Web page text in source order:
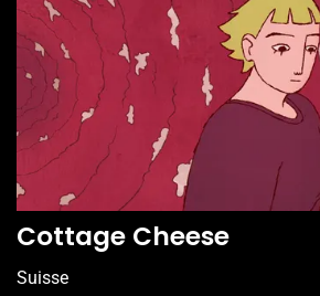
Cottage Cheese
Suisse